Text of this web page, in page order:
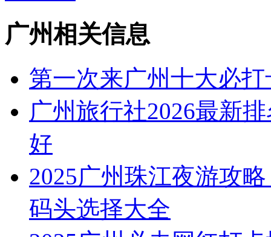
广州相关信息
第一次来广州十大必
广州旅行社2026最新
好
2025广州珠江夜游攻
码头选择大全